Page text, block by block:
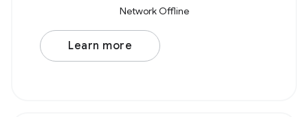
Network Offline
Learn more